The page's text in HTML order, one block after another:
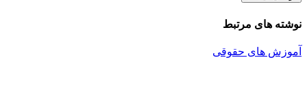
نوشته های مرتبط
آموزش های حقوقی